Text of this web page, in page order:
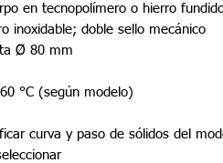
en tecnopolímero o hierro
inoxidable; doble sello mecánico
Ø 80 mm
°C (según modelo)
curva y paso de sólidos del